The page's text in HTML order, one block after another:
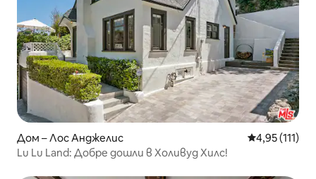
Дом – Лос Анджелис Средна
4,95 (111)
Lu Lu Land: Добре дошли в Холивуд Хилс!